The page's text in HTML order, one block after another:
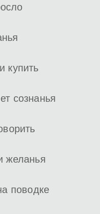
купить
сознанья
желанья
поводке